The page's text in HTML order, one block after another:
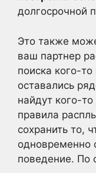
долгосрочной
Это также
ваш партнер
поиска кого-
оставались
найдут кого-
правила
сохранить то,
одновременно
поведение. По